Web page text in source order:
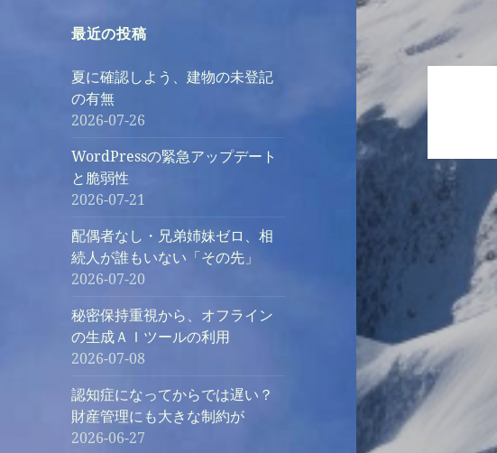
最近の投稿
夏に確認しよう、建物の未登記
の有無
2026-07-26
WordPressの緊急アップデート
と脆弱性
2026-07-21
配偶者なし・兄弟姉妹ゼロ、相
続人が誰もいない「その先」
2026-07-20
秘密保持重視から、オフライン
の生成ＡＩツールの利用
2026-07-08
認知症になってからでは遅い？
財産管理にも大きな制約が
2026-06-27